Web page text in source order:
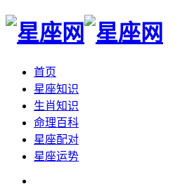
首页
星座知识
生肖知识
命理百科
星座配对
星座运势